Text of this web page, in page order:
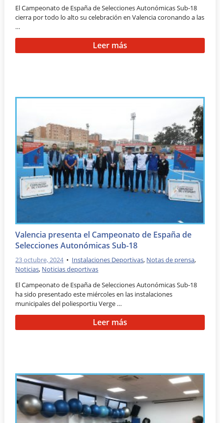
El Campeonato de España de Selecciones Autonómicas Sub-18
cierra por todo lo alto su celebración en Valencia coronando a las
…
Leer más
Valencia presenta el Campeonato de España de
Selecciones Autonómicas Sub-18
23 octubre, 2024 • Instalaciones Deportivas, Notas de prensa,
Noticias, Noticias deportivas
El Campeonato de España de Selecciones Autonómicas Sub-18
ha sido presentado este miércoles en las instalaciones
municipales del poliesportiu Verge …
Leer más